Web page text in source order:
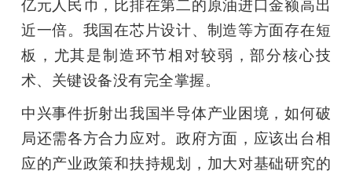
亿元人民币，比排在第二的原油进口金额高出
近一倍。我国在芯片设计、制造等方面存在短
板，尤其是制造环节相对较弱，部分核心技
术、关键设备没有完全掌握。
中兴事件折射出我国半导体产业困境，如何破
局还需各方合力应对。政府方面，应该出台相
应的产业政策和扶持规划，加大对基础研究的